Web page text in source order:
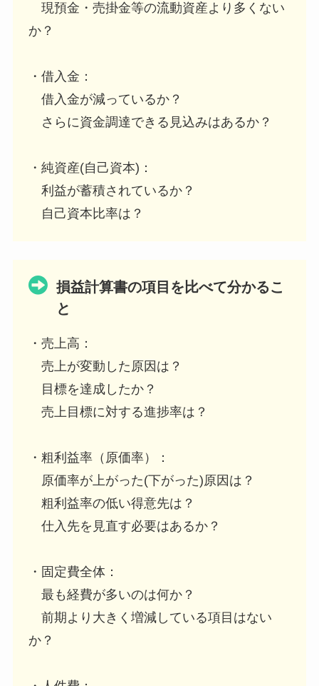
現預金・売掛金等の流動資産より多くない
か？
・借入金：
借入金が減っているか？
さらに資金調達できる見込みはあるか？
・純資産(自己資本)：
利益が蓄積されているか？
自己資本比率は？
損益計算書の項目を比べて分かるこ
と
・売上高：
売上が変動した原因は？
目標を達成したか？
売上目標に対する進捗率は？
・粗利益率（原価率）：
原価率が上がった(下がった)原因は？
粗利益率の低い得意先は？
仕入先を見直す必要はあるか？
・固定費全体：
最も経費が多いのは何か？
前期より大きく増減している項目はない
か？